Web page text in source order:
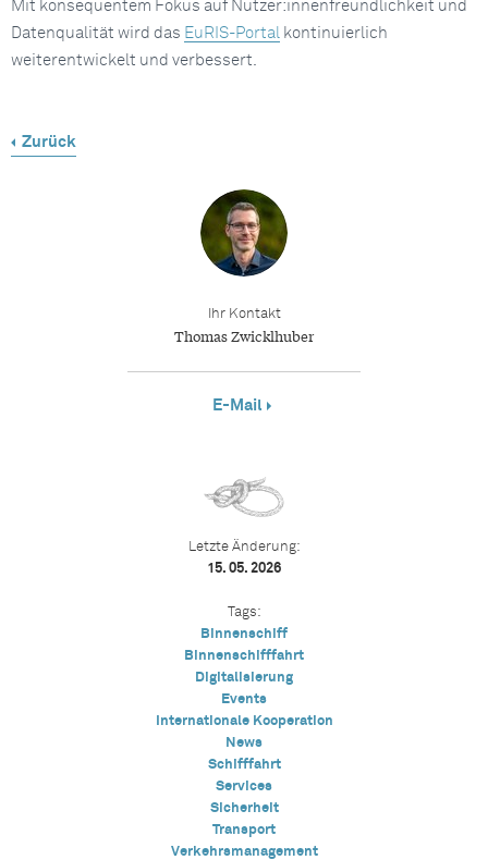
Mit konsequentem Fokus auf Nutzer:innenfreundlichkeit und
Datenqualität wird das EuRIS-Portal kontinuierlich
weiterentwickelt und verbessert.
Zurück
Ihr Kontakt
Thomas Zwicklhuber
E-Mail
Letzte Änderung:
15. 05. 2026
Tags:
Binnenschiff
Binnenschifffahrt
Digitalisierung
Events
Internationale Kooperation
News
Schifffahrt
Services
Sicherheit
Transport
Verkehrsmanagement